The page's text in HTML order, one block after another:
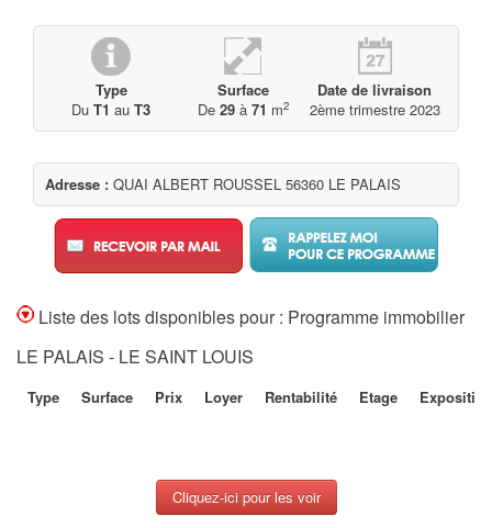
Type
Du T1 au T3
Surface
De 29à 71 m2
Date de livraison
2ème trimestre 2023
Adresse : QUAI ALBERT ROUSSEL 56360 LE PALAIS
Liste des lots disponibles pour : Programme immobilier
LE PALAIS - LE SAINT LOUIS
Type Surface Prix Loyer Rentabilité Etage Exposition
Cliquez-ici pour les voir